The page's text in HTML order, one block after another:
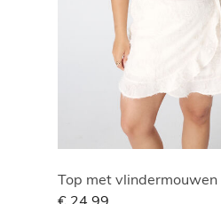
Top met vlindermouwen